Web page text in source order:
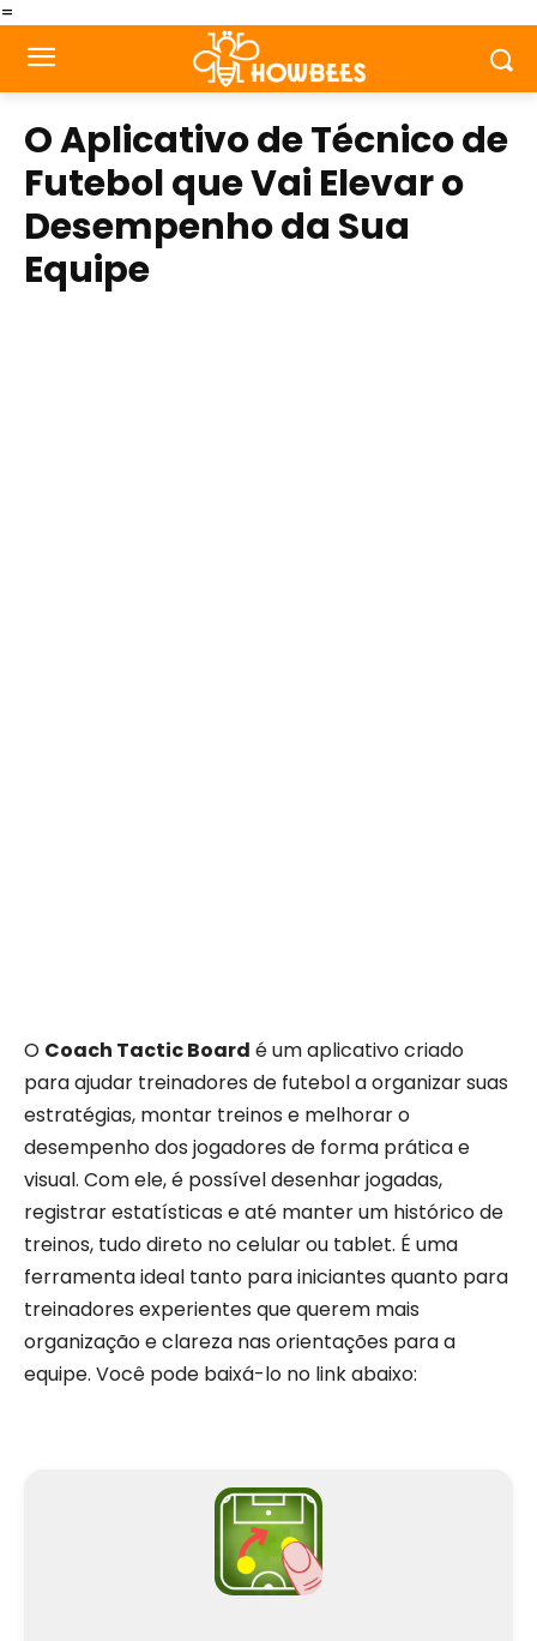
=
O Aplicativo de Técnico de
Futebol que Vai Elevar o
Desempenho da Sua
Equipe
O Coach Tactic Board é um aplicativo criado
para ajudar treinadores de futebol a organizar suas
estratégias, montar treinos e melhorar o
desempenho dos jogadores de forma prática e
visual. Com ele, é possível desenhar jogadas,
registrar estatísticas e até manter um histórico de
treinos, tudo direto no celular ou tablet. É uma
ferramenta ideal tanto para iniciantes quanto para
treinadores experientes que querem mais
organização e clareza nas orientações para a
equipe. Você pode baixá-lo no link abaixo: